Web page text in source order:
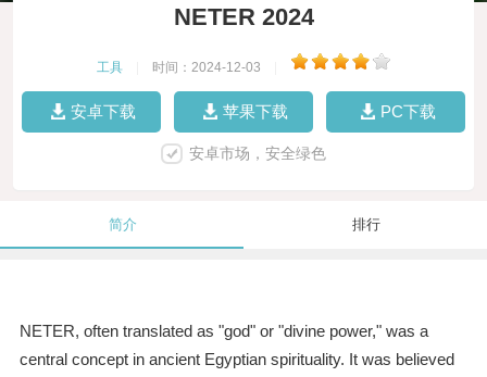
NETER 2024
工具 时间：2024-12-03
安卓下载 苹果下载 PC下载
安卓市场，安全绿色
简介 排行
NETER, often translated as "god" or "divine power," was a
central concept in ancient Egyptian spirituality. It was believed